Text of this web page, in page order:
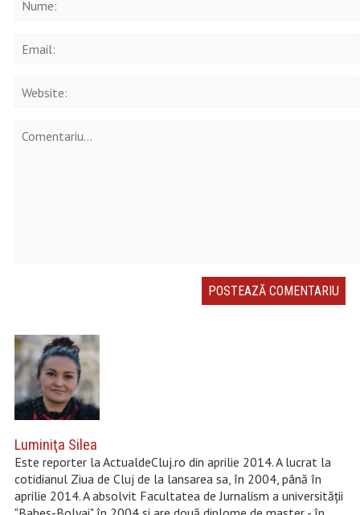
Luminiţa Silea
Este reporter la ActualdeCluj.ro din aprilie 2014. A lucrat la
cotidianul Ziua de Cluj de la lansarea sa, în 2004, până în
aprilie 2014. A absolvit Facultatea de Jurnalism a universității